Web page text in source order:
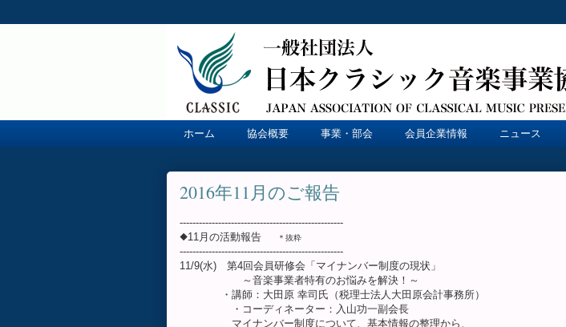
ホーム 協会概要 事業・部会 会員企業情報 ニュース
2016年11月のご報告
---------------------------------------------------
◆11月の活動報告 ＊抜粋
---------------------------------------------------
11/9(水) 第4回会員研修会「マイナンバー制度の現状」
～音楽事業者特有のお悩みを解決！～
・講師：大田原 幸司氏（税理士法人大田原会計事務所）
・コーディネーター：入山功一副会長
マイナンバー制度について、基本情報の整理から、